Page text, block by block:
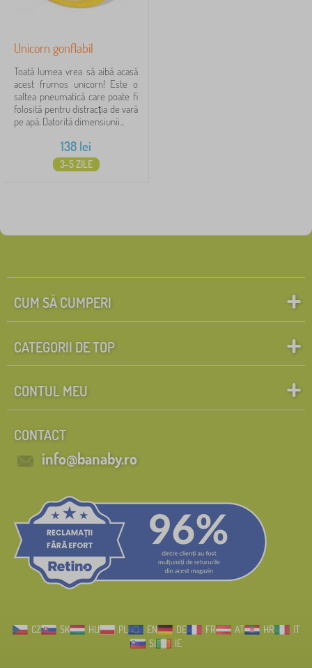
Unicorn gonflabil
Toată lumea vrea să aibă acasă
acest frumos unicorn! Este o
saltea pneumatică care poate fi
folosită pentru distracția de vară
pe apă. Datorită dimensiunii...
138 lei
3-5 ZILE
CUM SĂ CUMPERI
CATEGORII DE TOP
CONTUL MEU
CONTACT
info@banaby.ro
CZ SK HU PL EN DE FR AT HR
IT
SI
IE